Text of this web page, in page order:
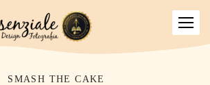
SMASH THE CAKE